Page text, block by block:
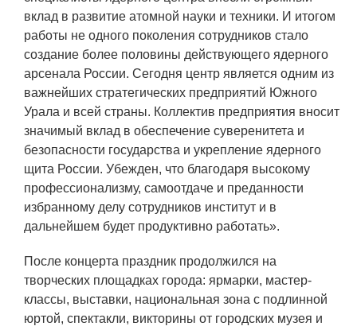
ПОСТАВЩИКАМ
Новости
Закупки
Документы
Контроль и арбитраж
Обучение
Контакты
ВЫСТАВКИ
вклад в развитие атомной науки и техники. И итогом
работы не одного поколения сотрудников стало
создание более половины действующего ядерного
арсенала России. Сегодня центр является одним из
важнейших стратегических предприятий Южного
Урала и всей страны. Коллектив предприятия вносит
значимый вклад в обеспечение суверенитета и
безопасности государства и укрепление ядерного
щита России. Убежден, что благодаря высокому
профессионализму, самоотдаче и преданности
избранному делу сотрудников институт и в
дальнейшем будет продуктивно работать».
После концерта праздник продолжился на
творческих площадках города: ярмарки, мастер-
классы, выставки, национальная зона с подлинной
юртой, спектакли, викторины от городских музея и